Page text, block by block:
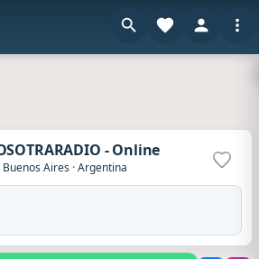
- Online
Buenos Aires ·Argentina